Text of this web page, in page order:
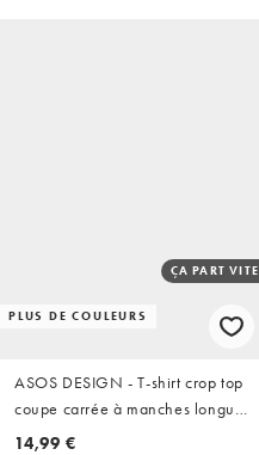
PLUS DE COULEURS
ÇA PART VITE
ASOS DESIGN - T-shirt crop top
coupe carrée à manches longues
- Noir
14,99 €